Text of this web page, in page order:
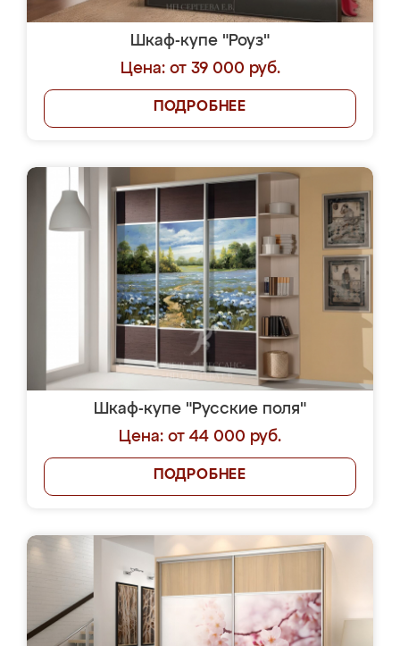
Шкаф-купе "Роуз"
Цена: от 39 000 руб.
ПОДРОБНЕЕ
Шкаф-купе "Русские поля"
Цена: от 44 000 руб.
ПОДРОБНЕЕ